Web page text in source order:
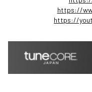
https://
https://